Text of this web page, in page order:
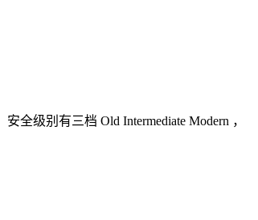
级别有三档 Old Intermediate Modern ，